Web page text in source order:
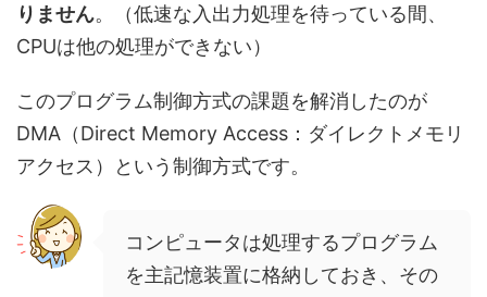
りません。（低速な入出力処理を待っている間、
CPUは他の処理ができない）
このプログラム制御方式の課題を解消したのが
DMA（Direct Memory Access：ダイレクトメモリ
アクセス）という制御方式です。
コンピュータは処理するプログラム
を主記憶装置に格納しておき、その